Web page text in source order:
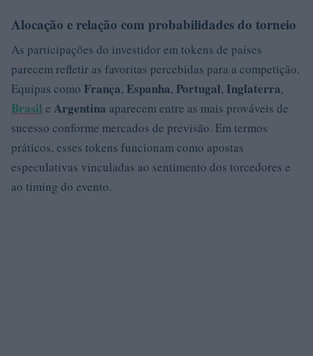
Alocação e relação com probabilidades do torneio
As participações do investidor em tokens de países
parecem refletir as favoritas percebidas para a competição.
Equipas como França, Espanha, Portugal, Inglaterra,
Brasil e Argentina aparecem entre as mais prováveis de
sucesso conforme mercados de previsão. Em termos
práticos, esses tokens funcionam como apostas
especulativas vinculadas ao sentimento dos torcedores e
ao timing do evento.